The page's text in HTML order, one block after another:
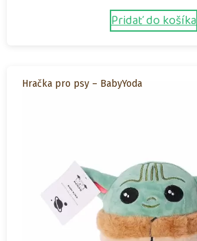
Pridať do košíka
Hračka pro psy – BabyYoda